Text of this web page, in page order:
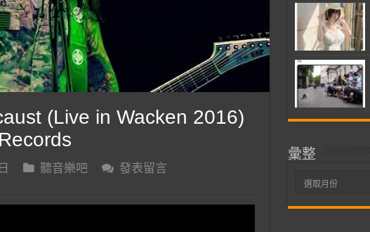
(Live in Wacken 2016)
聽音樂吧
發表留言
彙整
彙